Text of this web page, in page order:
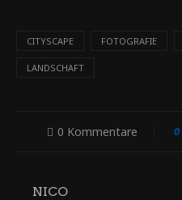
CITYSCAPE FOTOGRAFIE
LANDSCHAFT
0 Kommentare 0
NICO